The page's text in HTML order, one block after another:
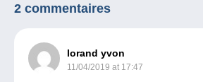
2 commentaires
lorand yvon
11/04/2019 at 17:47